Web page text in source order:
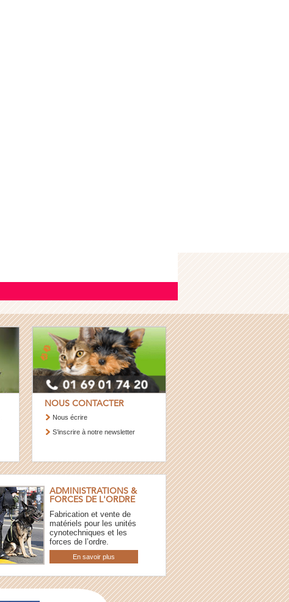
NOUS CONTACTER
Nous écrire
S’inscrire à notre newsletter
ADMINISTRATIONS &
FORCES DE L'ORDRE
Fabrication et vente de
matériels pour les unités
cynotechniques et les
forces de l’ordre.
En savoir plus